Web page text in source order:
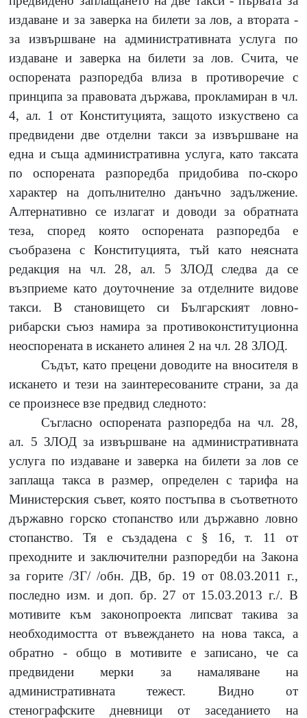
издаване и за заверка на билети за лов, а втората -
за извършване на административната услуга по
издаване и заверка на билети за лов. Счита, че
оспорената разпоредба влиза в противоречие с
принципа за правовата държава, прокламиран в чл.
4, ал. 1 от Конституцията, защото изкуствено са
предвидени две отделни такси за извършване на
една и съща административна услуга, като таксата
по оспорената разпоредба придобива по-скоро
характер на допълнително данъчно задължение.
Алтернативно се излагат и доводи за обратната
теза, според която оспорената разпоредба е
съобразена с Конституцията, тъй като неясната
редакция на чл. 28, ал. 5 ЗЛОД следва да се
възприеме като доуточнение за отделните видове
такси. В становището си Българският ловно-
рибарски съюз намира за противоконституционна
неоспорената в искането алинея 2 на чл. 28 ЗЛОД.
Съдът, като прецени доводите на вносителя в
искането и тези на заинтересованите страни, за да
се произнесе взе предвид следното:
Съгласно оспорената разпоредба на чл. 28,
ал. 5 ЗЛОД за извършване на административната
услуга по издаване и заверка на билети за лов се
заплаща такса в размер, определен с тарифа на
Министерския съвет, която постъпва в съответното
държавно горско стопанство или държавно ловно
стопанство. Тя е създадена с § 16, т. 11 от
преходните и заключителни разпоредби на Закона
за горите /ЗГ/ /обн. ДВ, бр. 19 от 08.03.2011 г.,
последно изм. и доп. бр. 27 от 15.03.2013 г./. В
мотивите към законопроекта липсват такива за
необходимостта от въвеждането на нова такса, а
обратно - общо в мотивите е записано, че са
предвидени мерки за намаляване на
административната тежест. Видно от
стенографските дневници от заседанието на